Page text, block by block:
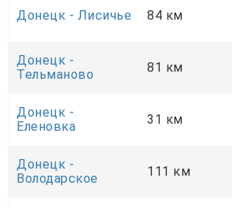
Донецк - Лисичье 84 км
Донецк -
Тельманово
81 км
Донецк -
Еленовка
31 км
Донецк -
Володарское
111 км